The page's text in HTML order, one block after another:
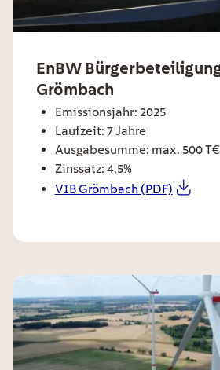
ee card title
EnBW
Grömbach
ee card text
Emissionsjahr: 2025
Laufzeit: 7 Jahre
Ausgabesumme: max. 500 T€
Zinssatz: 4,5%
VIB Grömbach (PDF)